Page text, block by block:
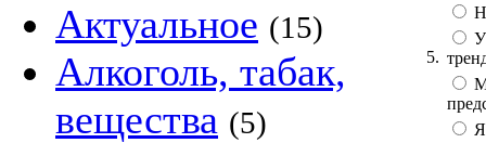
Актуальное (15)
Алкоголь, табак,
вещества (5)
5.
У